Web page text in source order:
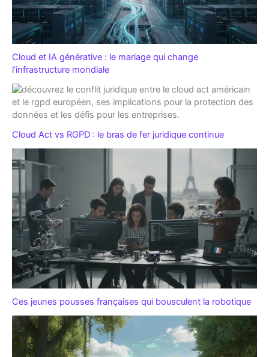
Cloud et IA générative : le mariage qui change
l’infrastructure mondiale
Cloud Act vs RGPD : le bras de fer juridique continue
Ces jeunes pousses françaises qui bousculent la robotique